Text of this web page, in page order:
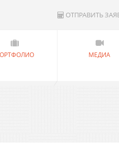
ОТПРАВИТЬ
МЕДИА